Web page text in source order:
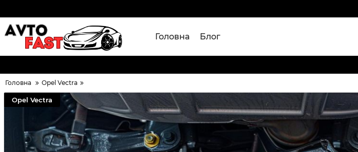
Головна Блог
Головна Opel Vectra
Opel Vectra